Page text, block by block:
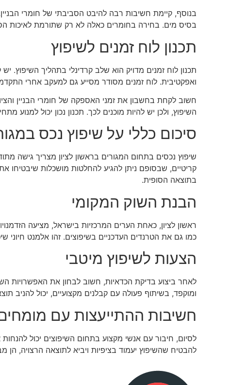
בנוסף, קיימת חשיבות רבה להיבט הסביבתי של חומרי
בסיס מים. בחירה בחומרים כאלה לא רק שתורמת לאיכות
תכנון לוח זמנים לשיפוץ
תכנון לוח זמנים מדויק הוא שלב קרדינלי בתהליך
ואפקטיבית. לוח זמנים מסודר מסייע גם למעקב אחרי
חשוב לקחת בחשבון את זמני האספקה של חומרי הבניין
השיפוץ, ולכן יש להיות מוכנים לכך. תכנון נכון יכול למנוע
סיכום כללי על שיפוץ נכס
שיפוץ נכסים בתחום המגורים בראשון לציון מצריך גישה
קריטיים, שבסופם ניתן להגיע להחלטות מושכלות
בתוצאה הסופית.
הבנת השוק המקומי
ראשון לציון, כאחת הערים המרכזיות בישראל, מציעה
כמו גם את הטרנדים העדכניים בשיפוצים. זהו אלמנט חיוני
הצעות לשיפוץ מיטבי
לאחר ביצוע בדיקת הכדאיות, חשוב לבחון את האפשרויות
ומוקפד, בשיתוף פעולה עם קבלנים מקצועיים, יכול להניב
חשיבות ההתייעצות עם
לסיום, חיבור עם אנשי מקצוע בתחום השיפוצים יכול
להבטיח שהשיפוץ יעמוד בציפיות ויביא לתוצאה הרצויה, הן